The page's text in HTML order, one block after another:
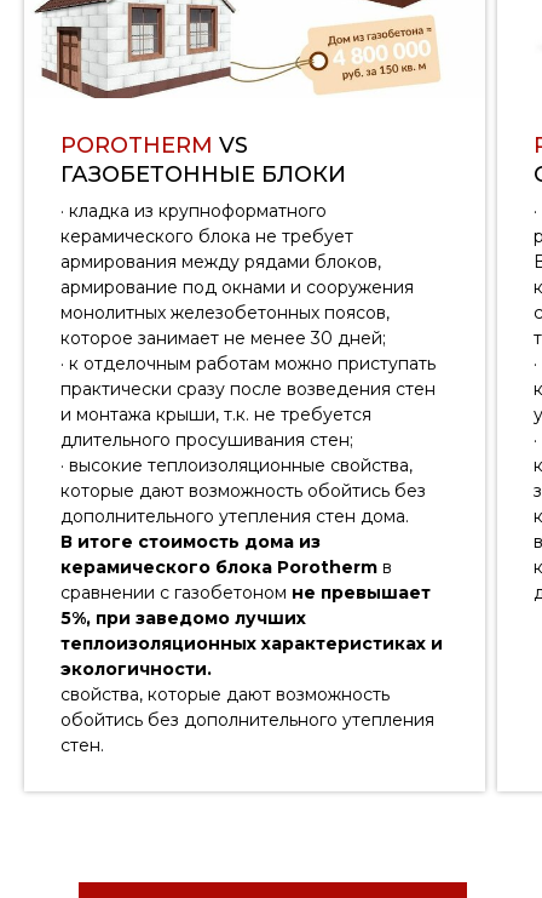
POROTHERM VS
ГАЗОБЕТОННЫЕ БЛОКИ
· кладка из крупноформатного
керамического блока не требует
армирования между рядами блоков,
армирование под окнами и сооружения
монолитных железобетонных поясов,
которое занимает не менее 30 дней;
· к отделочным работам можно приступать
практически сразу после возведения стен
и монтажа крыши, т.к. не требуется
длительного просушивания стен;
· высокие теплоизоляционные свойства,
которые дают возможность обойтись без
дополнительного утепления стен дома.
В итоге стоимость дома из
керамического блока Porotherm в
сравнении с газобетоном не превышает
5%, при заведомо лучших
теплоизоляционных характеристиках и
экологичности.
свойства, которые дают возможность
обойтись без дополнительного утепления
стен.